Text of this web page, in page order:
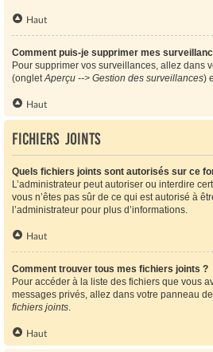
Haut
Comment puis-je supprimer mes
Pour supprimer vos surveillances, allez dans
(ongletAperçu --> Gestion des surveillances)
Haut
Fichiers joints
Quels fichiers joints sont autorisés sur ce
L’administrateur peut autoriser ou interdire
vous n’êtes pas sûr de ce qui est autorisé à
l’administrateur pour plus d’informations.
Haut
Comment trouver tous mes fichiers joints ?
Pour accéder à la liste des fichiers que vous
messages privés, allez dans votre panneau
fichiers joints.
Haut